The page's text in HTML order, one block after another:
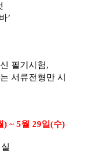
바’
필기시험,
는 서류전형만 시
) ~ 5월29일(수)